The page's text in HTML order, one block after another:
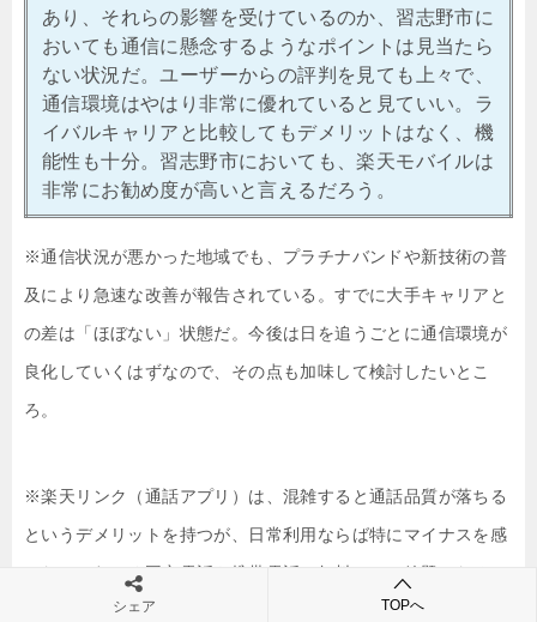
あり、それらの影響を受けているのか、習志野市に
おいても通信に懸念するようなポイントは見当たら
ない状況だ。ユーザーからの評判を見ても上々で、
通信環境はやはり非常に優れていると見ていい。ラ
イバルキャリアと比較してもデメリットはなく、機
能性も十分。習志野市においても、楽天モバイルは
非常にお勧め度が高いと言えるだろう。
※通信状況が悪かった地域でも、プラチナバンドや新技術の普
及により急速な改善が報告されている。すでに大手キャリアと
の差は「ほぼない」状態だ。今後は日を追うごとに通信環境が
良化していくはずなので、その点も加味して検討したいとこ
ろ。
※楽天リンク（通話アプリ）は、混雑すると通話品質が落ちる
というデメリットを持つが、日常利用ならば特にマイナスを感
じない。むしろ固定電話や携帯電話に無料でかけ放題となるア
ドバンテージが圧倒的。
シェア TOPへ